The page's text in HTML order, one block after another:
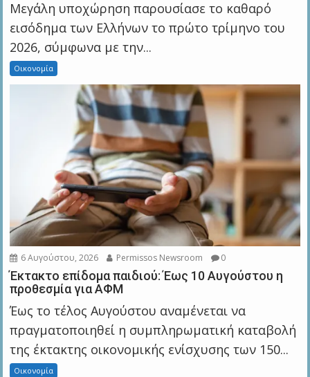
Μεγάλη υποχώρηση παρουσίασε το καθαρό
εισόδημα των Ελλήνων το πρώτο τρίμηνο του
2026, σύμφωνα με την...
Οικονομία
6 Αυγούστου, 2026 Permissos Newsroom 0
Έκτακτο επίδομα παιδιού: Έως 10 Αυγούστου η
προθεσμία για ΑΦΜ
Έως το τέλος Αυγούστου αναμένεται να
πραγματοποιηθεί η συμπληρωματική καταβολή
της έκτακτης οικονομικής ενίσχυσης των 150...
Οικονομία